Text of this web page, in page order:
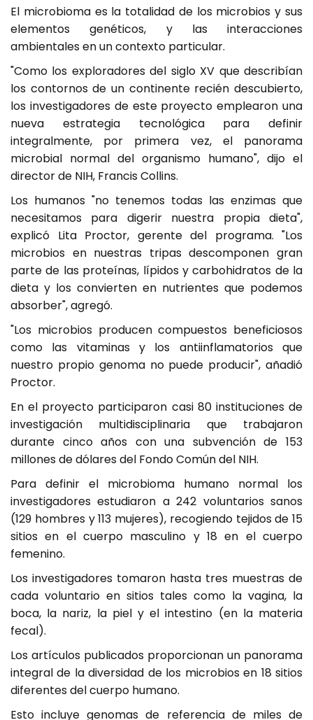
El microbioma es la totalidad de los microbios y sus
elementos genéticos, y las interacciones
ambientales en un contexto particular.
"Como los exploradores del siglo XV que describían
los contornos de un continente recién descubierto,
los investigadores de este proyecto emplearon una
nueva estrategia tecnológica para definir
integralmente, por primera vez, el panorama
microbial normal del organismo humano", dijo el
director de NIH, Francis Collins.
Los humanos "no tenemos todas las enzimas que
necesitamos para digerir nuestra propia dieta",
explicó Lita Proctor, gerente del programa. "Los
microbios en nuestras tripas descomponen gran
parte de las proteínas, lípidos y carbohidratos de la
dieta y los convierten en nutrientes que podemos
absorber", agregó.
"Los microbios producen compuestos beneficiosos
como las vitaminas y los antiinflamatorios que
nuestro propio genoma no puede producir", añadió
Proctor.
En el proyecto participaron casi 80 instituciones de
investigación multidisciplinaria que trabajaron
durante cinco años con una subvención de 153
millones de dólares del Fondo Común del NIH.
Para definir el microbioma humano normal los
investigadores estudiaron a 242 voluntarios sanos
(129 hombres y 113 mujeres), recogiendo tejidos de 15
sitios en el cuerpo masculino y 18 en el cuerpo
femenino.
Los investigadores tomaron hasta tres muestras de
cada voluntario en sitios tales como la vagina, la
boca, la nariz, la piel y el intestino (en la materia
fecal).
Los artículos publicados proporcionan un panorama
integral de la diversidad de los microbios en 18 sitios
diferentes del cuerpo humano.
Esto incluye genomas de referencia de miles de